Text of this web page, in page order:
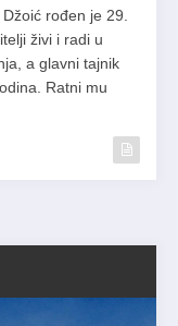
rođen je 29.
živi i radi u
a glavni tajnik
Ratni mu